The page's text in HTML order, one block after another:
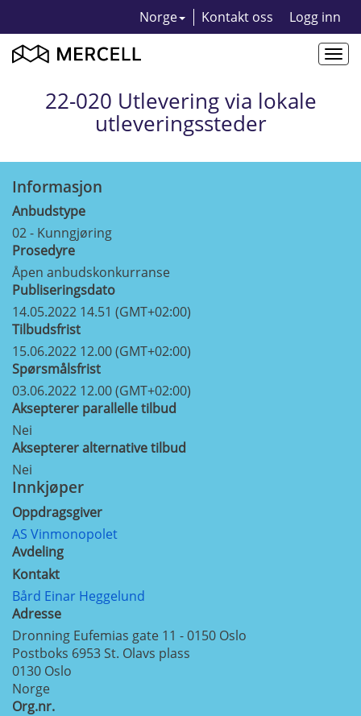
Norge Kontakt oss Logg inn
22-020 Utlevering via lokale
utleveringssteder
Informasjon
Anbudstype
02 - Kunngjøring
Prosedyre
Åpen anbudskonkurranse
Publiseringsdato
14.05.2022 14.51 (GMT+02:00)
Tilbudsfrist
15.06.2022 12.00 (GMT+02:00)
Spørsmålsfrist
03.06.2022 12.00 (GMT+02:00)
Aksepterer parallelle tilbud
Nei
Aksepterer alternative tilbud
Nei
Innkjøper
Oppdragsgiver
AS Vinmonopolet
Avdeling
Kontakt
Bård Einar Heggelund
Adresse
Dronning Eufemias gate 11 - 0150 Oslo
Postboks 6953 St. Olavs plass
0130 Oslo
Norge
Org.nr.